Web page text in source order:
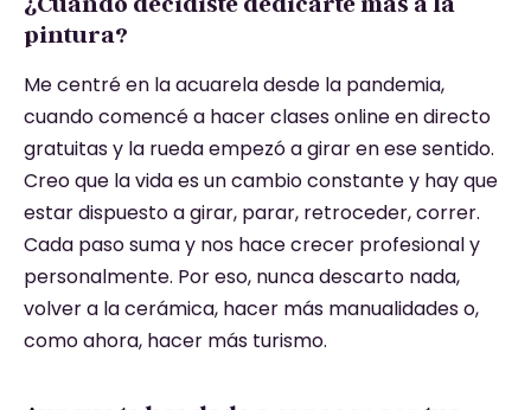
pintura?
Me centré en la acuarela desde la pandemia,
cuando comencé a hacer clases online en directo
gratuitas y la rueda empezó a girar en ese sentido.
Creo que la vida es un cambio constante y hay que
estar dispuesto a girar, parar, retroceder, correr.
Cada paso suma y nos hace crecer profesional y
personalmente. Por eso, nunca descarto nada,
volver a la cerámica, hacer más manualidades o,
como ahora, hacer más turismo.